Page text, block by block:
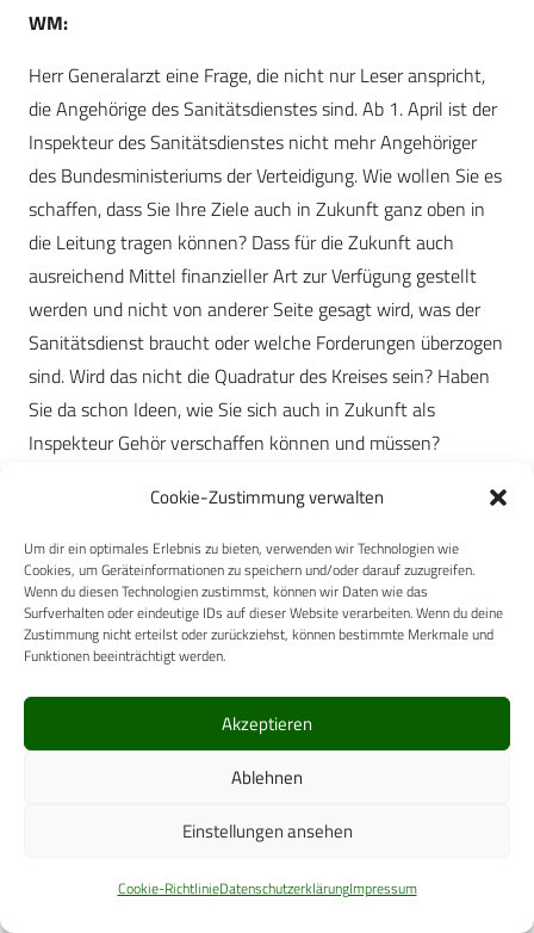
Cookie-Zustimmung verwalten
Um dir ein optimales Erlebnis zu bieten, verwenden wir Technologien wie
Cookies, um Geräteinformationen zu speichern und/oder darauf zuzugreifen.
Wenn du diesen Technologien zustimmst, können wir Daten wie das
Surfverhalten oder eindeutige IDs auf dieser Website verarbeiten. Wenn du deine
Zustimmung nicht erteilst oder zurückziehst, können bestimmte Merkmale und
Funktionen beeinträchtigt werden.
Akzeptieren
Ablehnen
Einstellungen ansehen
Cookie-RichtlinieDatenschutzerklärungImpressum
WM:
Herr Generalarzt eine Frage, die nicht nur Leser anspricht,
die Angehörige des Sanitätsdienstes sind. Ab 1. April ist der
Inspekteur des Sanitätsdienstes nicht mehr Angehöriger
des Bundesministeriums der Verteidigung. Wie wollen Sie es
schaffen, dass Sie Ihre Ziele auch in Zukunft ganz oben in
die Leitung tragen können? Dass für die Zukunft auch
ausreichend Mittel finanzieller Art zur Verfügung gestellt
werden und nicht von anderer Seite gesagt wird, was der
Sanitätsdienst braucht oder welche Forderungen überzogen
sind. Wird das nicht die Quadratur des Kreises sein? Haben
Sie da schon Ideen, wie Sie sich auch in Zukunft als
Inspekteur Gehör verschaffen können und müssen?
Generaloberstabsarzt Dr. Patschke:
Ja, dazu habe ich in der Tat Ideen. Zunächst einmal möchte
ich sagen: Es ist richtig, der Inspekteur wird zukünftig nicht
mehr Bestandteil des Ministeriums sein. Wir werden erst
einmal eine sechsmonatige Ausschleichphase haben, in der
BMVg sein werden. Wir sind noch organisatorischer
Bestandteil des Ministeriums, wir arbeiten aber nicht mehr
Ich möchte aber betonen, wenn wir eine neue Struktur mit
zum Scheitern verurteilt. Ich habe bisher in meinen